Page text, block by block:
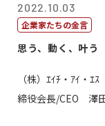
2022.10.03
企業家たちの金言
思う、動く、叶う
（株）ｴｲﾁ・ｱｲ・
締役会長/CEO 澤